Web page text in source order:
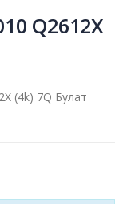
Q2612X
(4k) 7Q Булат